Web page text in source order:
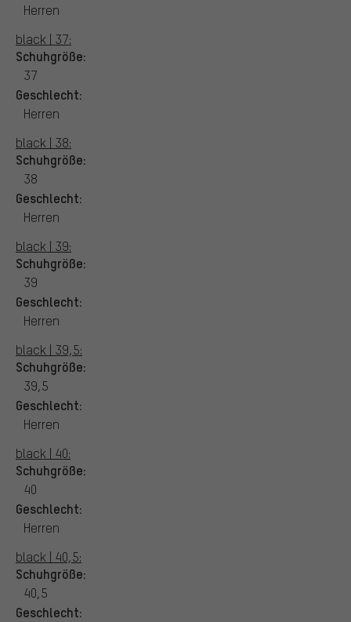
Herren
black | 37:
Schuhgröße:
37
Geschlecht:
Herren
black | 38:
Schuhgröße:
38
Geschlecht:
Herren
black | 39:
Schuhgröße:
39
Geschlecht:
Herren
black | 39,5:
Schuhgröße:
39,5
Geschlecht:
Herren
black | 40:
Schuhgröße:
40
Geschlecht:
Herren
black | 40,5:
Schuhgröße:
40,5
Geschlecht: